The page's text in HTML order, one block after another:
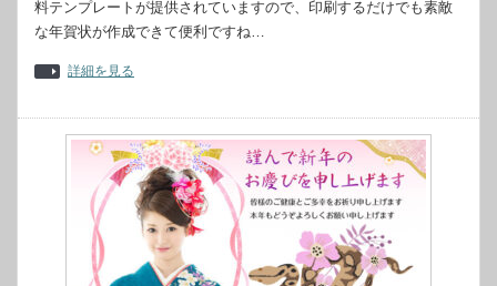
料テンプレートが提供されていますので、印刷するだけでも素敵
な年賀状が作成できて便利ですね…
詳細を見る